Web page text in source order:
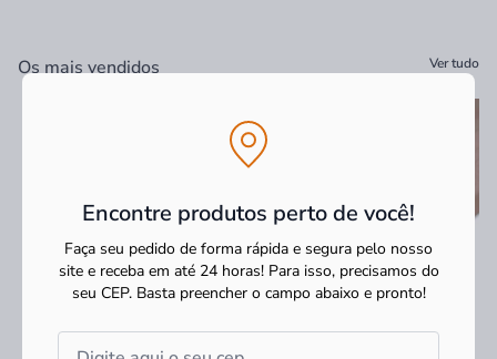
Encontre produtos perto de você!
Faça seu pedido de forma rápida e segura pelo nosso
site e receba em até 24 horas! Para isso, precisamos do
seu CEP. Basta preencher o campo abaixo e pronto!
Os mais vendidos Ver tudo